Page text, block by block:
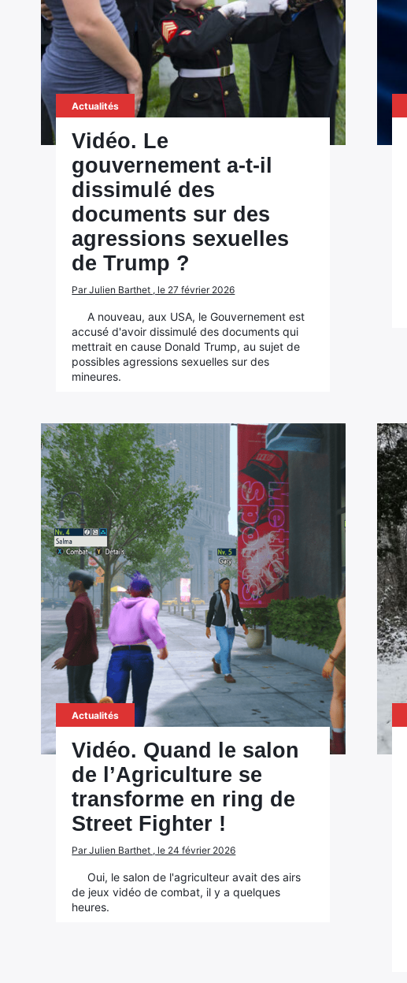
Actualités
Vidéo. Le
gouvernement a-t-il
dissimulé des
documents sur des
agressions sexuelles
de Trump ?
Par Julien Barthet , le 27 février 2026
A nouveau, aux USA, le Gouvernement est
accusé d'avoir dissimulé des documents qui
mettrait en cause Donald Trump, au sujet de
possibles agressions sexuelles sur des
mineures.
Actualités
Vidéo. Quand le salon
de l’Agriculture se
transforme en ring de
Street Fighter !
Par Julien Barthet , le 24 février 2026
Oui, le salon de l'agriculteur avait des airs
de jeux vidéo de combat, il y a quelques
heures.